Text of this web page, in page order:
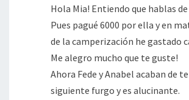
Hola Mia! Entiendo que hablas
Pues pagué 6000 por ella y en
de la camperización he gastado
Me alegro mucho que te guste!
Ahora Fede y Anabel acaban de
siguiente furgo y es alucinante.